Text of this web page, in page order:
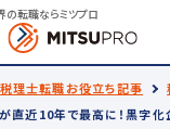
の転職ならミツプロ
税理士転職お役立ち記事
直近10年で最高に！黒字